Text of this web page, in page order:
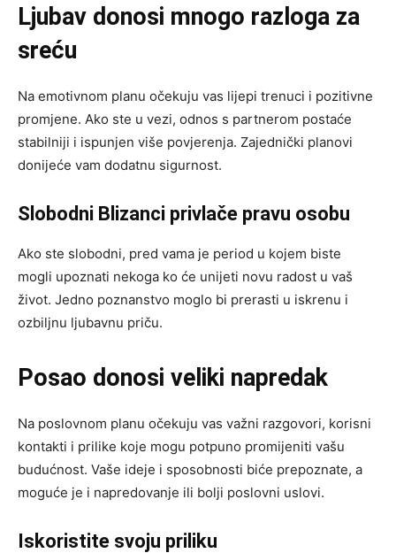
Ljubav donosi mnogo razloga za
sreću
Na emotivnom planu očekuju vas lijepi trenuci i pozitivne
promjene. Ako ste u vezi, odnos s partnerom postaće
stabilniji i ispunjen više povjerenja. Zajednički planovi
donijeće vam dodatnu sigurnost.
Slobodni Blizanci privlače pravu osobu
Ako ste slobodni, pred vama je period u kojem biste
mogli upoznati nekoga ko će unijeti novu radost u vaš
život. Jedno poznanstvo moglo bi prerasti u iskrenu i
ozbiljnu ljubavnu priču.
Posao donosi veliki napredak
Na poslovnom planu očekuju vas važni razgovori, korisni
kontakti i prilike koje mogu potpuno promijeniti vašu
budućnost. Vaše ideje i sposobnosti biće prepoznate, a
moguće je i napredovanje ili bolji poslovni uslovi.
Iskoristite svoju priliku